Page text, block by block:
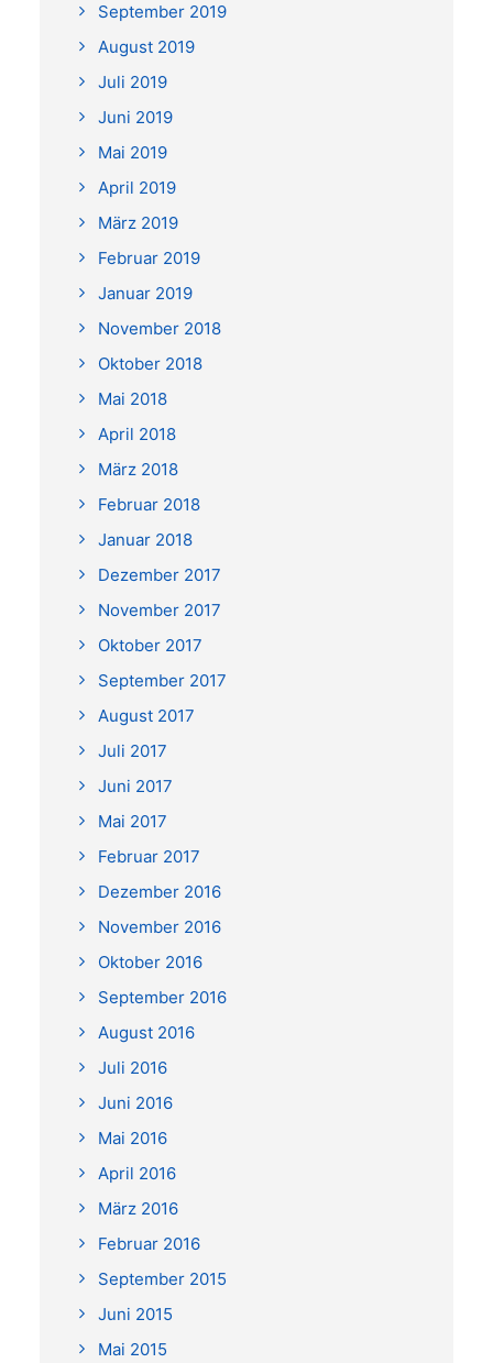
September 2019
August 2019
Juli 2019
Juni 2019
Mai 2019
April 2019
März 2019
Februar 2019
Januar 2019
November 2018
Oktober 2018
Mai 2018
April 2018
März 2018
Februar 2018
Januar 2018
Dezember 2017
November 2017
Oktober 2017
September 2017
August 2017
Juli 2017
Juni 2017
Mai 2017
Februar 2017
Dezember 2016
November 2016
Oktober 2016
September 2016
August 2016
Juli 2016
Juni 2016
Mai 2016
April 2016
März 2016
Februar 2016
September 2015
Juni 2015
Mai 2015